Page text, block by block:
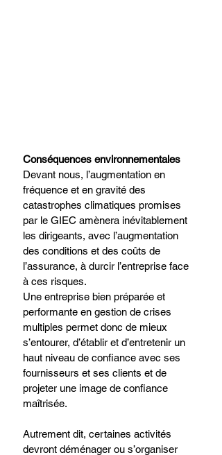
Conséquences environnementales​
Devant nous, l’augmentation en
fréquence et en gravité des
catastrophes climatiques promises
par le GIEC amènera inévitablement
les dirigeants, avec l’augmentation
des conditions et des coûts de
l’assurance, à durcir l’entreprise face
à ces risques. ​
Une entreprise bien préparée et
performante en gestion de crises
multiples permet donc de mieux
s’entourer, d’établir et d’entretenir un
haut niveau de confiance avec ses
fournisseurs et ses clients et de
projeter une image de confiance
maîtrisée.​
Autrement dit, certaines activités
devront déménager ou s’organiser